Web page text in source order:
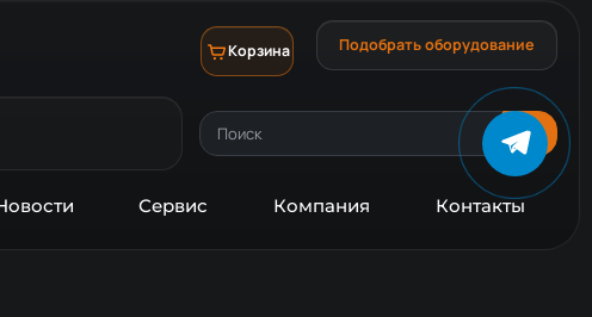
Корзина Подобрать оборудование
Сервис Компания Контакты